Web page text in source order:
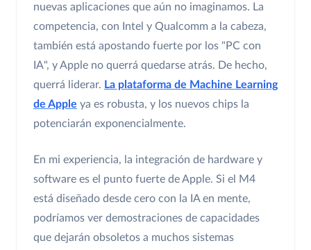
nuevas aplicaciones que aún no imaginamos. La
competencia, con Intel y Qualcomm a la cabeza,
también está apostando fuerte por los "PC con
IA", y Apple no querrá quedarse atrás. De hecho,
querrá liderar. La plataforma de Machine Learning
de Apple ya es robusta, y los nuevos chips la
potenciarán exponencialmente.
En mi experiencia, la integración de hardware y
software es el punto fuerte de Apple. Si el M4
está diseñado desde cero con la IA en mente,
podríamos ver demostraciones de capacidades
que dejarán obsoletos a muchos sistemas